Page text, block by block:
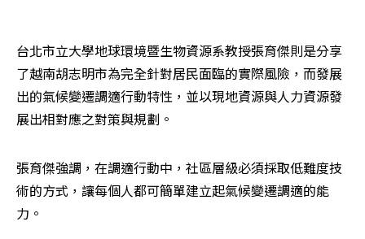
台北市立大學地球環境暨生物資源系教授張育傑則是分享
了越南胡志明市為完全針對居民面臨的實際風險，而發展
出的氣候變遷調適行動特性，並以現地資源與人力資源發
展出相對應之對策與規劃。
張育傑強調，在調適行動中，社區層級必須採取低難度技
術的方式，讓每個人都可簡單建立起氣候變遷調適的能
力。